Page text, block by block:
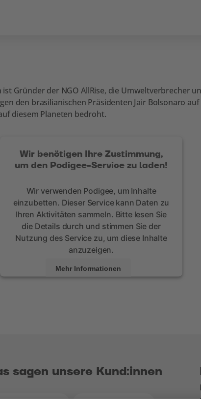
Gründer der NGO AllRise, die Umweltverbrecher
den brasilianischen Präsidenten Jair Bolsonaro
diesem Planeten bedroht.
Wir benötigen Ihre Zustimmung,
um den Podigee-Service zu laden!
Wir verwenden Podigee, um Inhalte
einzubetten. Dieser Service kann Daten zu
Ihren Aktivitäten sammeln. Bitte lesen Sie
die Details durch und stimmen Sie der
Nutzung des Service zu, um diese Inhalte
anzuzeigen.
Mehr Informationen
sagen unsere Kund:innen